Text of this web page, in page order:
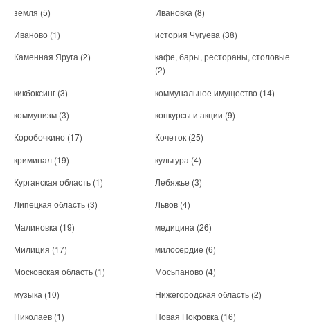
земля (5) Ивановка (8)
Иваново (1) история Чугуева (38)
Каменная Яруга (2)
кафе, бары, рестораны, столовые
(2)
кикбоксинг (3) коммунальное имущество (14)
коммунизм (3) конкурсы и акции (9)
Коробочкино (17) Кочеток (25)
криминал (19) культура (4)
Курганская область (1) Лебяжье (3)
Липецкая область (3) Львов (4)
Малиновка (19) медицина (26)
Милиция (17) милосердие (6)
Московская область (1) Мосьпаново (4)
музыка (10) Нижегородская область (2)
Николаев (1) Новая Покровка (16)